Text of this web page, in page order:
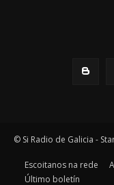
© Si Radio de Galicia -
Escoitanos na rede
Último boletín